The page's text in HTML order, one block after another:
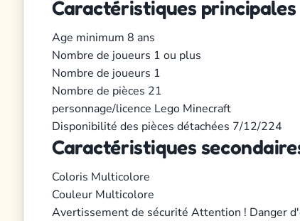
Caractéristiques principales
Age minimum 8 ans
Nombre de joueurs 1 ou plus
Nombre de joueurs 1
Nombre de pièces 21
personnage/licence Lego Minecraft
Disponibilité des pièces détachées 7/12/224
Caractéristiques
Coloris Multicolore
Couleur Multicolore
Avertissement de sécurité Attention ! Danger